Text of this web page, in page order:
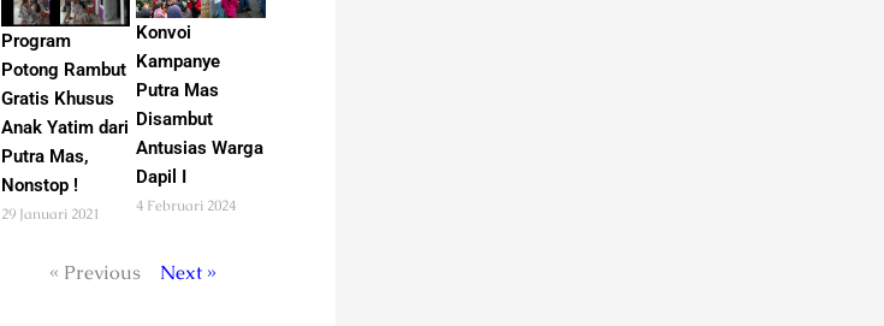
Program
Potong Rambut
Gratis Khusus
Anak Yatim dari
Putra Mas,
Nonstop !
29 Januari 2021
Konvoi
Kampanye
Putra Mas
Disambut
Antusias Warga
Dapil I
4 Februari 2024
« Previous Next »